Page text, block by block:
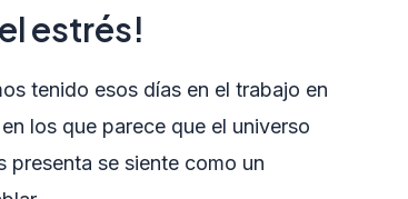
estrés!
tenido esos días en el trabajo en
los que parece que el universo
presenta se siente como un